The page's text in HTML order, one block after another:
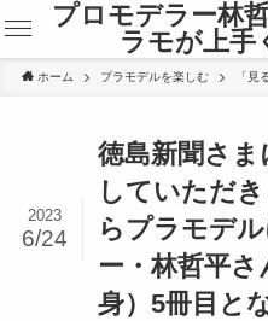
プロモデラー林
ラモが上手
ホーム プラモデルを楽しむ 「見
徳島新聞さ
していただ
らプラモデ
ー・林哲平さ
身）5冊目と
2023
6/24